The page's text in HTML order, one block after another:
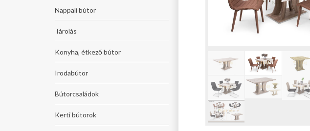
Nappali bútor
Tárolás
Konyha, étkező bútor
Irodabútor
Bútorcsaládok
Kerti bútorok